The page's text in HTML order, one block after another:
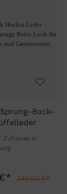
Bock-
Zuhause in
249,00 €*